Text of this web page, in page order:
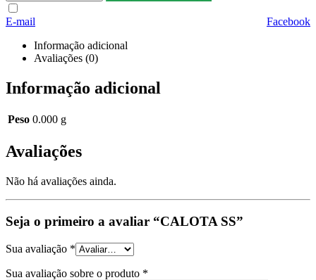
Facebook
E-mail
Informação adicional
Avaliações (0)
Informação adicional
Peso 0.000 g
Avaliações
Não há avaliações ainda.
Seja o primeiro a avaliar “CALOTA SS”
Sua avaliação *
Sua avaliação sobre o produto *